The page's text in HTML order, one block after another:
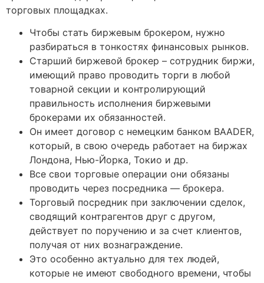
торговых площадках.
Чтобы стать биржевым брокером, нужно
разбираться в тонкостях финансовых рынков.
Старший биржевой брокер – сотрудник биржи,
имеющий право проводить торги в любой
товарной секции и контролирующий
правильность исполнения биржевыми
брокерами их обязанностей.
Он имеет договор с немецким банком BAADER,
который, в свою очередь работает на биржах
Лондона, Нью-Йорка, Токио и др.
Все свои торговые операции они обязаны
проводить через посредника — брокера.
Торговый посредник при заключении сделок,
сводящий контрагентов друг с другом,
действует по поручению и за счет клиентов,
получая от них вознаграждение.
Это особенно актуально для тех людей,
которые не имеют свободного времени, чтобы